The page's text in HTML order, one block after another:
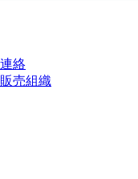
連絡
販売組織